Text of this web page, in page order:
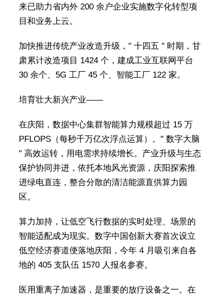
来已助力省内外 200 余户企业实施数字化转型项
目和业务上云。
加快推进传统产业改造升级，" 十四五 " 时期，甘
肃累计改造项目 1424 个，建成工业互联网平台
30 余个、5G 工厂 45 个、智能工厂 122 家。
培育壮大新兴产业——
在庆阳，数据中心集群智能算力规模超过 15 万
PFLOPS（每秒千万亿次浮点运算）。" 数字大脑
" 高效运转，用电需求持续增长。产业升级与生态
保护协同并进，依托本地风光资源，庆阳探索推
进绿电直连，整合分散的清洁能源直供算力园
区。
算力加持，让低空飞行数据的实时处理、场景的
智能适配成为现实。数字中国创新大赛首次设立
低空经济赛道便落地庆阳，今年 4 月吸引来自各
地的 405 支队伍 1570 人报名参赛。
医用重离子加速器，是重要的放疗设备之一。在